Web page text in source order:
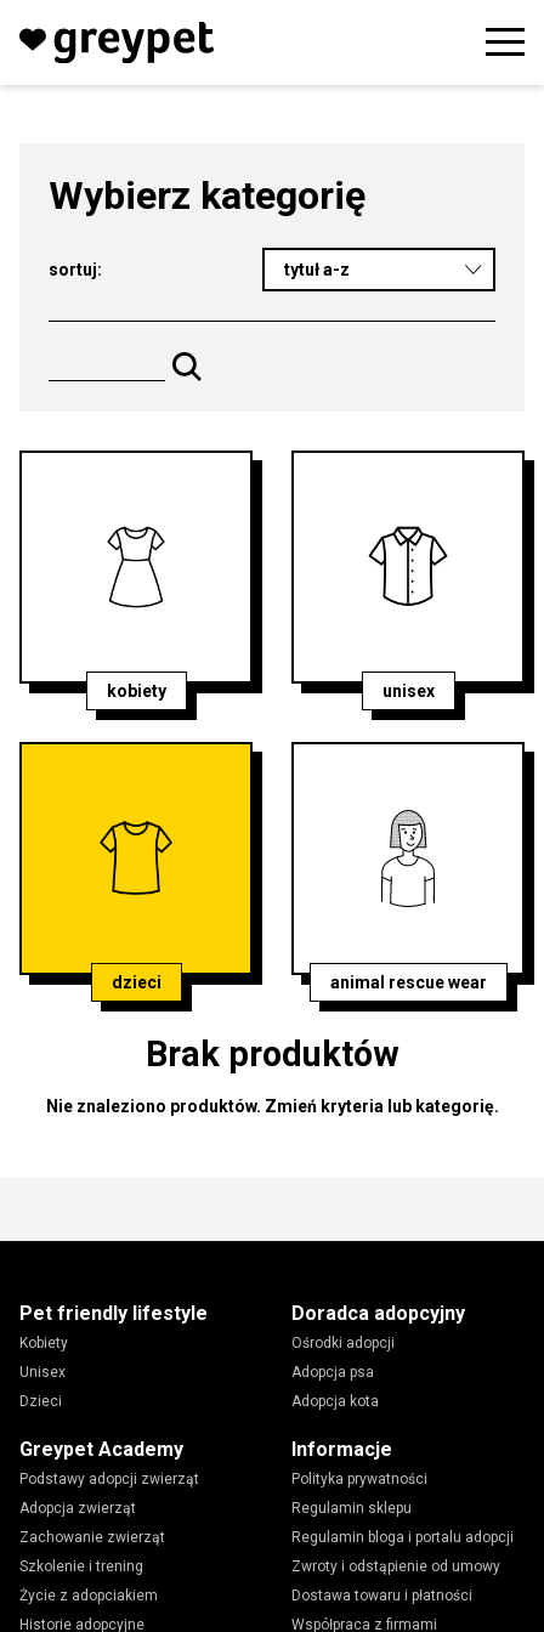
Wybierz kategorię
sortuj: tytuł a-z
kobiety unisex
dzieci animal rescue wear
Brak produktów
Nie znaleziono produktów. Zmień kryteria lub kategorię.
Doradca adopcyjny
Ośrodki adopcji
Adopcja psa
Adopcja kota
Pet friendly lifestyle
Kobiety
Unisex
Dzieci
Greypet Academy
Podstawy adopcji zwierząt
Adopcja zwierząt
Zachowanie zwierząt
Szkolenie i trening
Życie z adopciakiem
Historie adopcyjne
Informacje
Polityka prywatności
Regulamin sklepu
Regulamin bloga i portalu adopcji
Zwroty i odstąpienie od umowy
Dostawa towaru i płatności
Współpraca z firmami